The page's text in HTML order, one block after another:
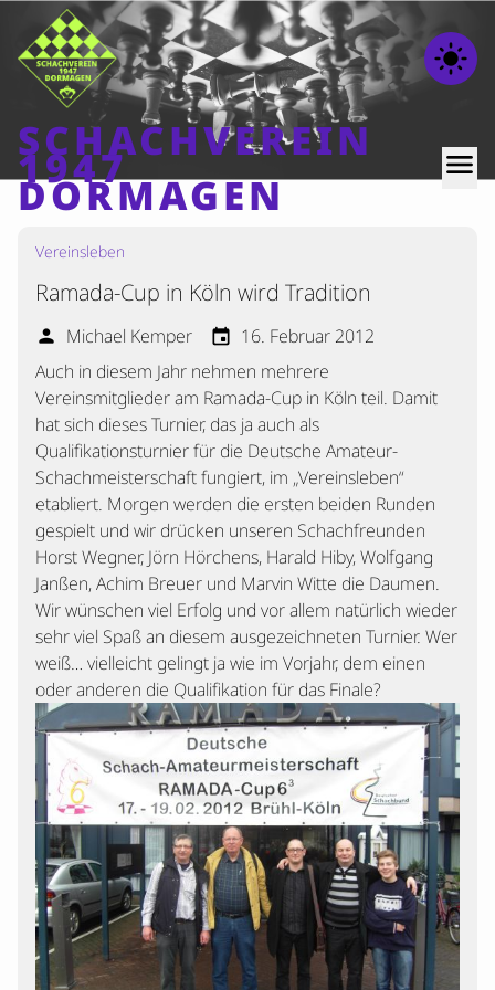
light_mode
SCHACHVEREIN
1947
DORMAGEN
menu
Home
Beiträge
Mannschaften
Ranglisten
Termine
Verschiedenes
Kontakt
Vereinsleben
Ramada-Cup in Köln wird Tradition
person Michael Kemper event 16. Februar 2012
Auch in diesem Jahr nehmen mehrere
Vereinsmitglieder am Ramada-Cup in Köln teil. Damit
hat sich dieses Turnier, das ja auch als
Qualifikationsturnier für die Deutsche Amateur-
Schachmeisterschaft fungiert, im „Vereinsleben“
etabliert. Morgen werden die ersten beiden Runden
gespielt und wir drücken unseren Schachfreunden
Horst Wegner, Jörn Hörchens, Harald Hiby, Wolfgang
Janßen, Achim Breuer und Marvin Witte die Daumen.
Wir wünschen viel Erfolg und vor allem natürlich wieder
sehr viel Spaß an diesem ausgezeichneten Turnier. Wer
weiß… vielleicht gelingt ja wie im Vorjahr, dem einen
oder anderen die Qualifikation für das Finale?